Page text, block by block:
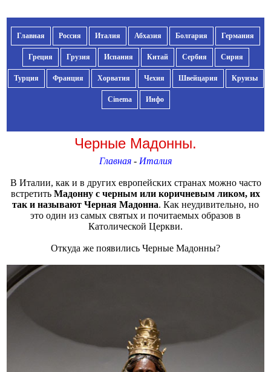
Главная Россия Италия Абхазия Болгария Германия
Греция Грузия Испания Китай Сербия Сирия
Турция Франция Хорватия Чехия Швейцария Круизы
Cinema Инфо
Черные Мадонны.
Главная - Италия
В Италии, как и в других европейских странах можно часто
встретить Мадонну с черным или коричневым ликом, их
так и называют Черная Мадонна. Как неудивительно, но
это один из самых святых и почитаемых образов в
Католической Церкви.
Откуда же появились Черные Мадонны?